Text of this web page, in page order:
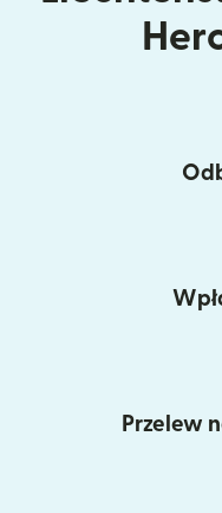
Przelew